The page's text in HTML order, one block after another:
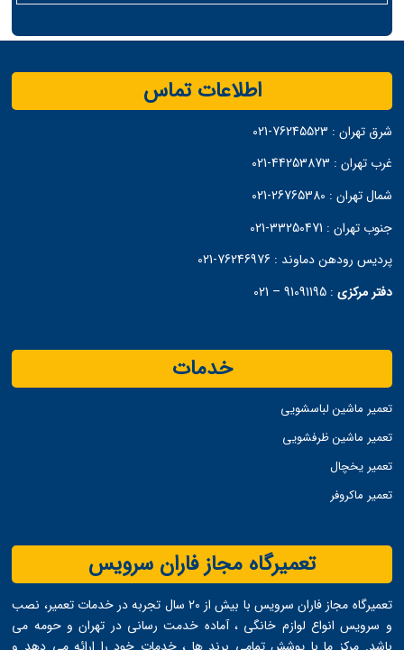
اطلاعات تماس
شرق تهران : 76245523-021
غرب تهران : 44253873-021
شمال تهران :
جنوب تهران : 33250471-021
پردیس رودهن دماوند :76246976-021
دفتر مرکزی :
91091195 – 021
خدمات
تعمیر ماشین لباسشویی
تعمیر ماشین ظرفشویی
تعمیر یخچال
تعمیر ماکروفر
تعمیرگاه مجاز فاران سرویس
تعمیرگاه مجاز فاران سرویس با بیش از ۲۰ سال تجربه در خدمات تعمیر، نصب
و سرویس انواع لوازم خانگی ، آماده خدمت ‌رسانی در تهران و حومه می